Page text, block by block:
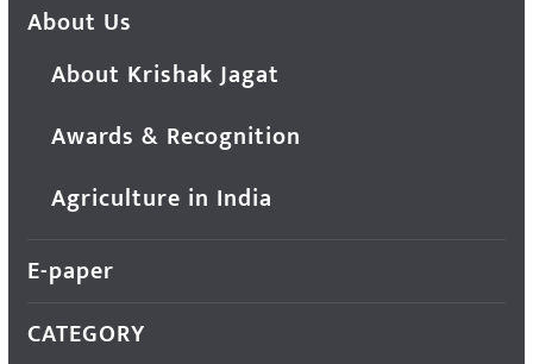
About Us
About Krishak Jagat
Awards & Recognition
Agriculture in India
E-paper
CATEGORY